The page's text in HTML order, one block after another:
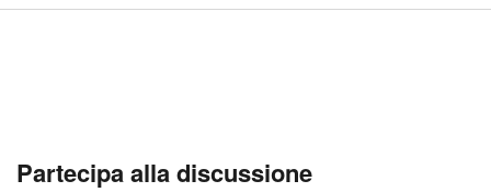
Partecipa alla discussione